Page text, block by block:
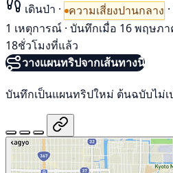
เดินป่า · ความเสี่ยงปานกลาง ·
1 เหตุการณ์ · บันทึกเมื่อ 16 พฤษภ
18ชั่วโมงที่แล้ว
วางแผนทริปจากเส้นทางนี้
บันทึกเป็นแผนทริปใหม่ ต้นฉบับไม่เ